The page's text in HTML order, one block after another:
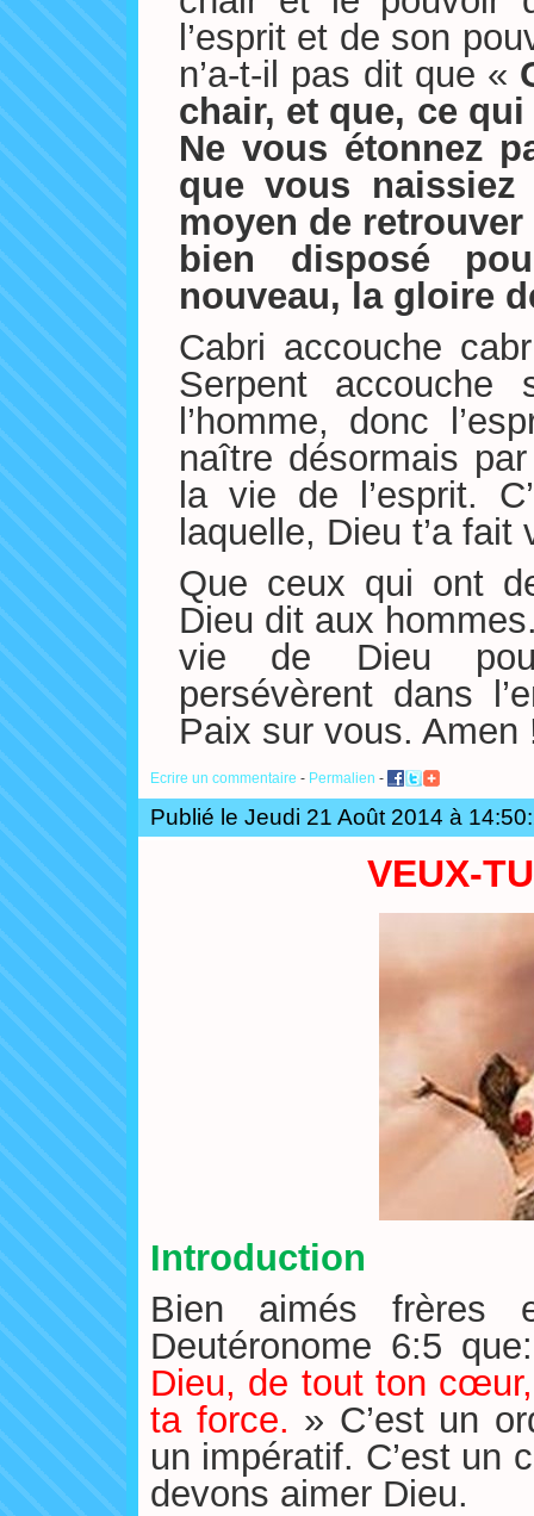
l’esprit et de son
n’a-t-il pas dit que «
chair, et que, ce
Ne vous étonnez
que vous naissiez
moyen de
bien disposé
nouveau, la gloire
Cabri accouche
Serpent accouche
l’homme, donc
naître désormais
la vie de l’esprit.
laquelle, Dieu t’a
Que ceux qui ont
Dieu dit aux
vie de Dieu
persévèrent dans
Paix sur vous. Amen
Ecrire un commentaire - Permalien -
Publié le Jeudi 21 Août 2014 à
VEUX-
Introduction
Bien aimés
Deutéronome 6:5
Dieu, de tout ton
ta force. » C’est un
un impératif. C’est un
devons aimer Dieu.